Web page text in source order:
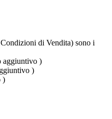
di Vendita) sono i
aggiuntivo )
)
)